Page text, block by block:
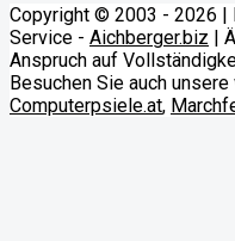
Copyright © 2003 - 2026 |
Service - Aichberger.biz |
Anspruch auf
Besuchen Sie auch
Computerpsiele.at,